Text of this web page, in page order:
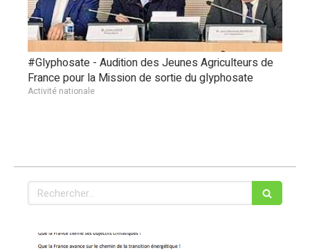
#Glyphosate - Audition des Jeunes Agriculteurs de
France pour la Mission de sortie du glyphosate
Activité nationale
Rechercher